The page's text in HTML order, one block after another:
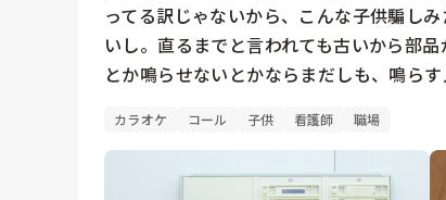
ってる訳じゃないから、こんな子供騙し
いし。直るまでと言われても古いから部
とか鳴らせないとかならまだしも、鳴ら
カラオケ コール 子供 看護師 職場